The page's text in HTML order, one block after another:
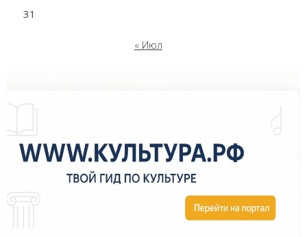
31
« Июл